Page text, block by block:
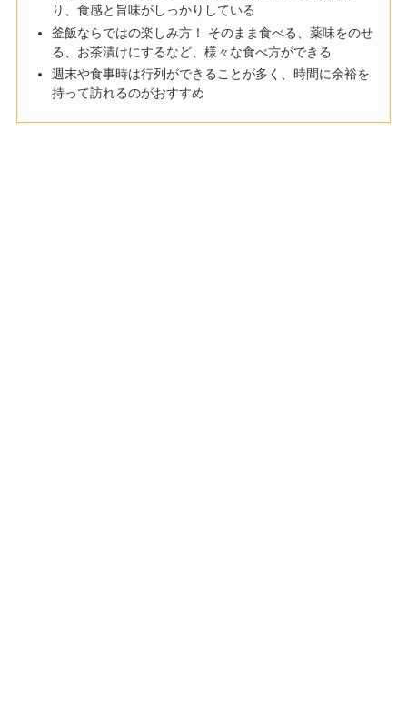
り、食感と旨味がしっかりしている
釜飯ならではの楽しみ方！ そのまま食べる、薬味をのせ
る、お茶漬けにするなど、様々な食べ方ができる
週末や食事時は行列ができることが多く、時間に余裕を
持って訪れるのがおすすめ